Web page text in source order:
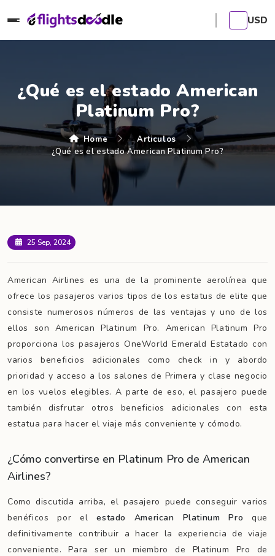
USD
¿Qué es el estado American
Platinum Pro?
Home
Articulos
¿Qué es el estado American Platinum Pro?
25 Sep, 2024
American Airlines es una de la prominente aerolínea que
ofrece los pasajeros varios tipos de los estatus de elite que
consiste numerosos números de las ventajas y uno de los
ellos son American Platinum Pro. American Platinum Pro
proporciona los pasajeros OneWorld Emerald Estatado con
varios beneficios adicionales como check in y abordo
prioridad y acceso a los salones de Primera y clase negocio
en los vuelos elegibles. A parte de eso, el pasajero puede
también disfrutar otros beneficios adicionales con esta
estatua para hacer el viaje más conveniente y cómodo.
¿Cómo convertirse en Platinum Pro de American
Airlines?
Como discutida arriba, el pasajero puede conseguir varios
benéficos por elestado American Platinum Pro que
definitivamente contribuir a hacer la experiencia de viaje
conveniente. Para ser un miembro de Platinum Pro de